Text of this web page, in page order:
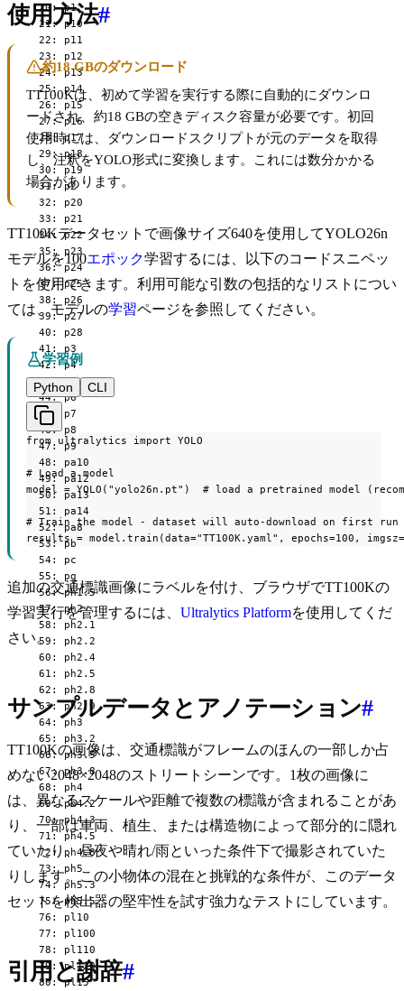
  20: p1
  21: p10
  22: p11
  23: p12
  24: p13
  25: p14
  26: p15
  27: p16
  28: p17
  29: p18
  30: p19
  31: p2
  32: p20
  33: p21
  34: p22
  35: p23
  36: p24
  37: p25
  38: p26
  39: p27
  40: p28
  41: p3
  42: p4
  43: p5
  44: p6
  45: p7
  46: p8
  47: p9
  48: pa10
  49: pa12
  50: pa13
  51: pa14
  52: pa8
  53: pb
  54: pc
  55: pg
  56: ph1.5
  57: ph2
  58: ph2.1
  59: ph2.2
  60: ph2.4
  61: ph2.5
  62: ph2.8
  63: ph2.9
  64: ph3
  65: ph3.2
  66: ph3.5
  67: ph3.8
  68: ph4
  69: ph4.2
  70: ph4.3
  71: ph4.5
  72: ph4.8
  73: ph5
  74: ph5.3
  75: ph5.5
  76: pl10
  77: pl100
  78: pl110
  79: pl120
  80: pl15
使用方法#
約18 GBのダウンロード
TT100Kは、初めて学習を実行する際に自動的にダウンロ
ードされ、約18 GBの空きディスク容量が必要です。初回
使用時には、ダウンロードスクリプトが元のデータを取得
し、注釈をYOLO形式に変換します。これには数分かかる
場合があります。
TT100Kデータセットで画像サイズ640を使用してYOLO26n
モデルを100エポック学習するには、以下のコードスニペッ
トを使用できます。利用可能な引数の包括的なリストについ
ては、モデルの学習ページを参照してください。
学習例
Python
CLI
from ultralytics import YOLO
# Load a model
model = YOLO("yolo26n.pt")  # load a pretrained model
# Train the model - dataset will auto-download on first run
results = model.train(data="TT100K.yaml", epochs=100,
追加の交通標識画像にラベルを付け、ブラウザでTT100Kの
学習実行を管理するには、 Ultralytics Platformを使用してくだ
さい。
サンプルデータとアノテーション#
TT100Kの画像は、交通標識がフレームのほんの一部しか占
めない2048×2048のストリートシーンです。1枚の画像に
は、異なるスケールや距離で複数の標識が含まれることがあ
り、一部は車両、植生、または構造物によって部分的に隠れ
ていたり、昼夜や晴れ/雨といった条件下で撮影されていた
りします。この小物体の混在と挑戦的な条件が、このデータ
セットを検出器の堅牢性を試す強力なテストにしています。
引用と謝辞#